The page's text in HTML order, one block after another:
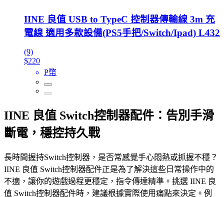
IINE 良值 USB to TypeC 控制器傳輸線 3m 充
電線 適用多款設備(PS5手把/Switch/Ipad) L432
(9)
$220
P幣
IINE 良值 Switch控制器配件：告別手滑
斷電，穩控持久戰
長時間握持Switch控制器，是否常感覺手心悶熱或抓握不穩？
IINE 良值 Switch控制器配件正是為了解決這些日常操作中的
不適，讓你的遊戲過程更穩定，指令傳達精準。挑選 IINE 良
值 Switch控制器配件時，建議根據實際使用痛點來決定。例